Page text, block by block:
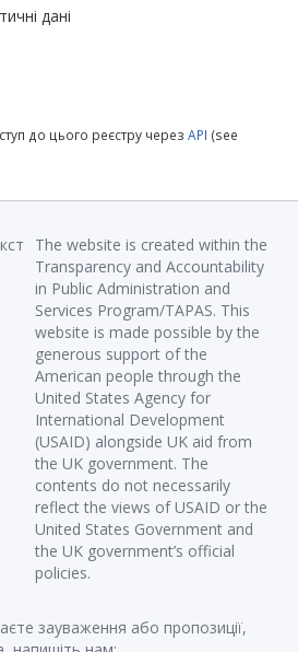
дані
до цього реєстру через API (see
The website is created within the
Transparency and Accountability
in Public Administration and
Services Program/TAPAS. This
website is made possible by the
generous support of the
American people through the
United States Agency for
International Development
(USAID) alongside UK aid from
the UK government. The
contents do not necessarily
reflect the views of USAID or the
United States Government and
the UK government’s official
policies.
зауваження або пропозиції,